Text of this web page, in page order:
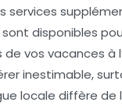
services
sont disponibles
vos vacances à
inestimable,
locale diffère de